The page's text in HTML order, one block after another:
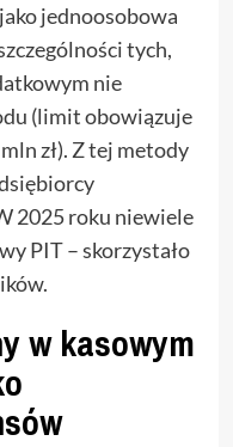
jednoosobowa
tych,
nie
(limit obowiązuje
zł). Z tej metody
2025 roku niewiele
PIT – skorzystało
w kasowym